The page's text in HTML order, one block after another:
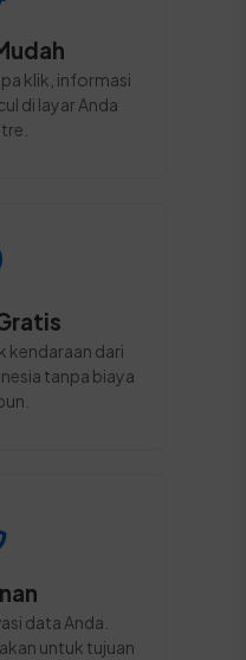
klik, informasi
di layar Anda
kendaraan dari
tanpa biaya
data Anda.
untuk tujuan